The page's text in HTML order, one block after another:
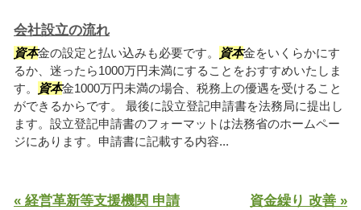
会社設立の流れ
資本金の設定と払い込みも必要です。 資本金をいくらかにす
るか、迷ったら1000万円未満にすることをおすすめいたしま
す。
資本金1000万円未満の場合、税務上の優遇を受けること
ができるからです。 最後に設立登記申請書を法務局に提出し
ます。設立登記申請書のフォーマットは法務省のホームペー
ジにあります。申請書に記載する内容...
« 経営革新等支援機関 申請 資金繰り 改善 »